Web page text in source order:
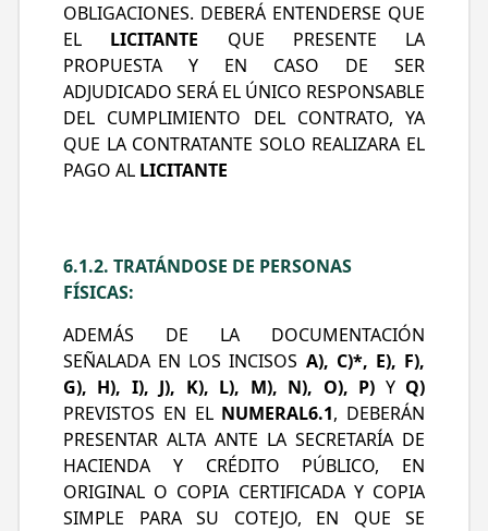
OBLIGACIONES. DEBERÁ ENTENDERSE QUE
EL LICITANTE QUE PRESENTE LA
PROPUESTA Y EN CASO DE SER
ADJUDICADO SERÁ EL ÚNICO RESPONSABLE
DEL CUMPLIMIENTO DEL CONTRATO, YA
QUE LA CONTRATANTE SOLO REALIZARA EL
PAGO AL LICITANTE
6.1.2. TRATÁNDOSE DE PERSONAS
FÍSICAS:
ADEMÁS DE LA DOCUMENTACIÓN
SEÑALADA EN LOS INCISOS A), C)*, E), F),
G), H), I), J), K), L), M), N), O), P) Y Q)
PREVISTOS EN EL NUMERAL6.1, DEBERÁN
PRESENTAR ALTA ANTE LA SECRETARÍA DE
HACIENDA Y CRÉDITO PÚBLICO, EN
ORIGINAL O COPIA CERTIFICADA Y COPIA
SIMPLE PARA SU COTEJO, EN QUE SE